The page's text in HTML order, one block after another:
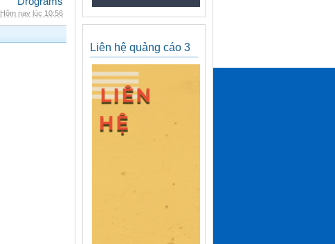
Hôm nay lúc 10:56
Liên hệ quảng cáo 3